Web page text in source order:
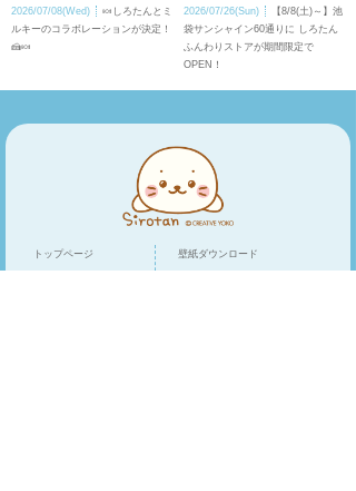
2026/07/08(Wed)
🍬しろたんとミ
ルキーのコラボレーションが決定！
🍰🍬
2026/07/26(Sun)
【8/8(土)～】池
袋サンシャイン60通りに しろたん
ふんわりストアが期間限定で
OPEN！
トップページ 壁紙ダウンロード